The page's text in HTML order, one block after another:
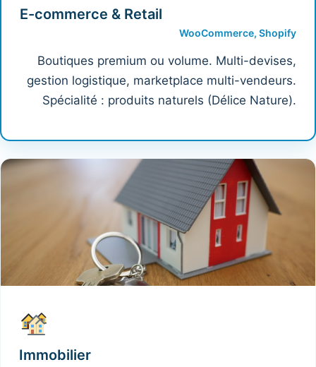
E-commerce & Retail
WooCommerce, Shopify
Boutiques premium ou volume. Multi-devises,
gestion logistique, marketplace multi-vendeurs.
Spécialité : produits naturels (Délice Nature).
Immobilier